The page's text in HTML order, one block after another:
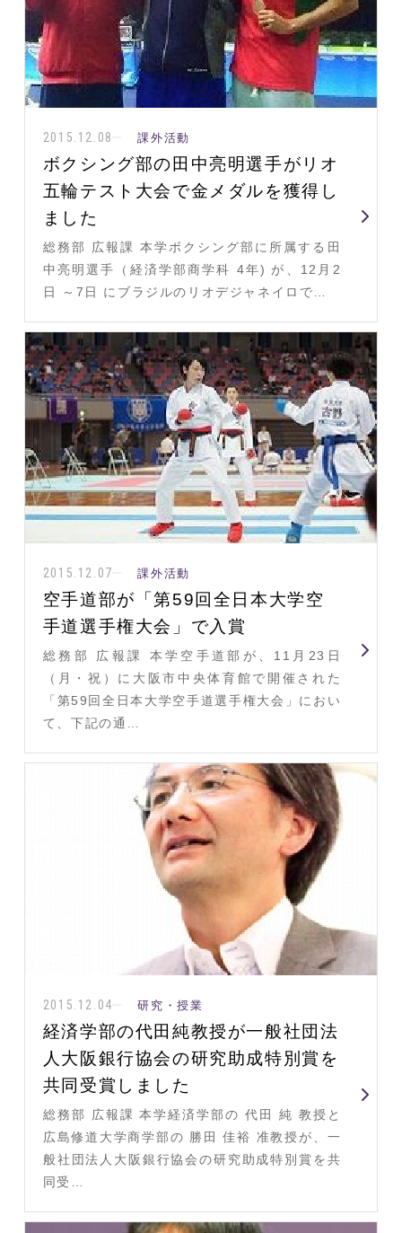
2015.12.08 課外活動
ボクシング部の田中亮明選手がリオ
五輪テスト大会で金メダルを獲得し
ました
総務部 広報課 本学ボクシング部に所属する田
中亮明選手（経済学部商学科 4年) が、12月2
日 ～7日 にブラジルのリオデジャネイロで…
2015.12.07 課外活動
空手道部が「第59回全日本大学空
手道選手権大会」で入賞
総務部 広報課 本学空手道部が、11月23日
（月・祝）に大阪市中央体育館で開催された
「第59回全日本大学空手道選手権大会」におい
て、下記の通…
2015.12.04 研究・授業
経済学部の代田純教授が一般社団法
人大阪銀行協会の研究助成特別賞を
共同受賞しました
総務部 広報課 本学経済学部の 代田 純 教授と
広島修道大学商学部の 勝田 佳裕 准教授が、一
般社団法人大阪銀行協会の研究助成特別賞を共
同受…